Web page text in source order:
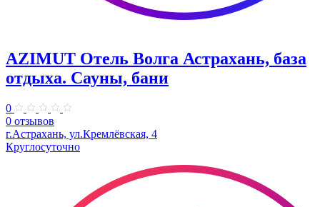
AZIMUT Отель Волга Астрахань, база
отдыха. Сауны, бани
0
0 отзывов
г.Астрахань, ул.Кремлёвская, 4
Круглосуточно